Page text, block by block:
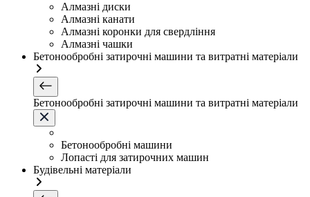
Алмазні диски
Алмазні канати
Алмазні коронки для свердління
Алмазні чашки
Бетонообробні затирочні машини та витратні матеріали
Бетонообробні затирочні машини та витратні матеріали
Бетонообробні машини
Лопасті для затирочних машин
Будівельні матеріали